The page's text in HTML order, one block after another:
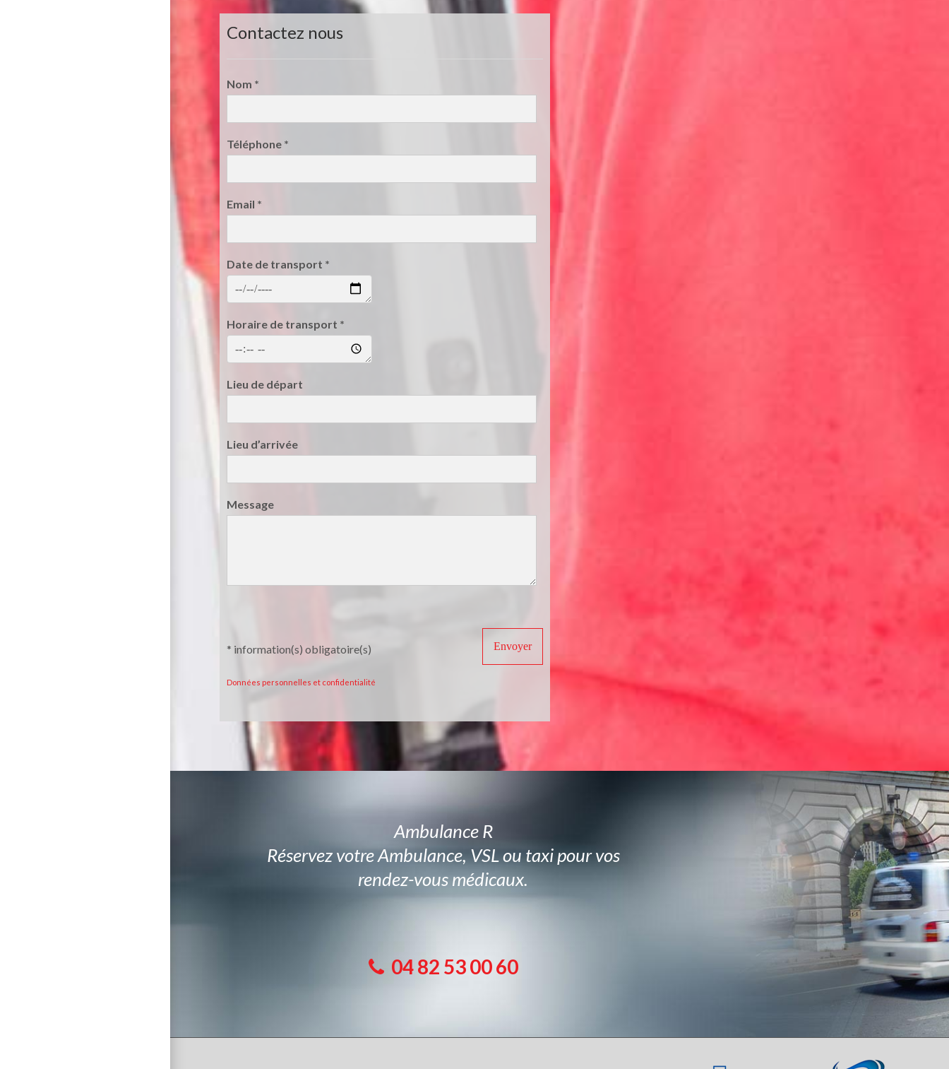
Contactez nous
Nom *
Téléphone *
Email *
Date de transport *
Horaire de transport *
Lieu de départ
Lieu d’arrivée
Message
Envoyer
* information(s) obligatoire(s)
Données personnelles et confidentialité
Ambulance R
Réservez votre Ambulance, VSL ou taxi pour vos
rendez-vous médicaux.
04 82 53 00 60